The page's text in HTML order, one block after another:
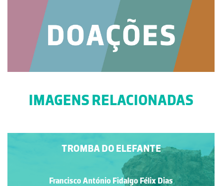
IMAGENS RELACIONADAS
TROMBA DO ELEFANTE
Francisco António Fidalgo Félix Dias